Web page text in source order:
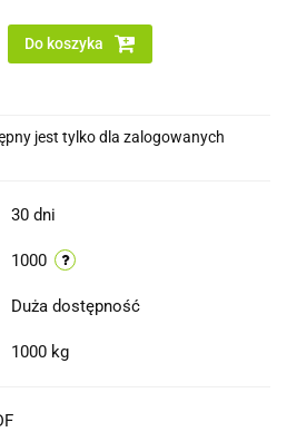
Do koszyka
jest tylko dla zalogowanych
30 dni
1000
Duża dostępność
1000 kg